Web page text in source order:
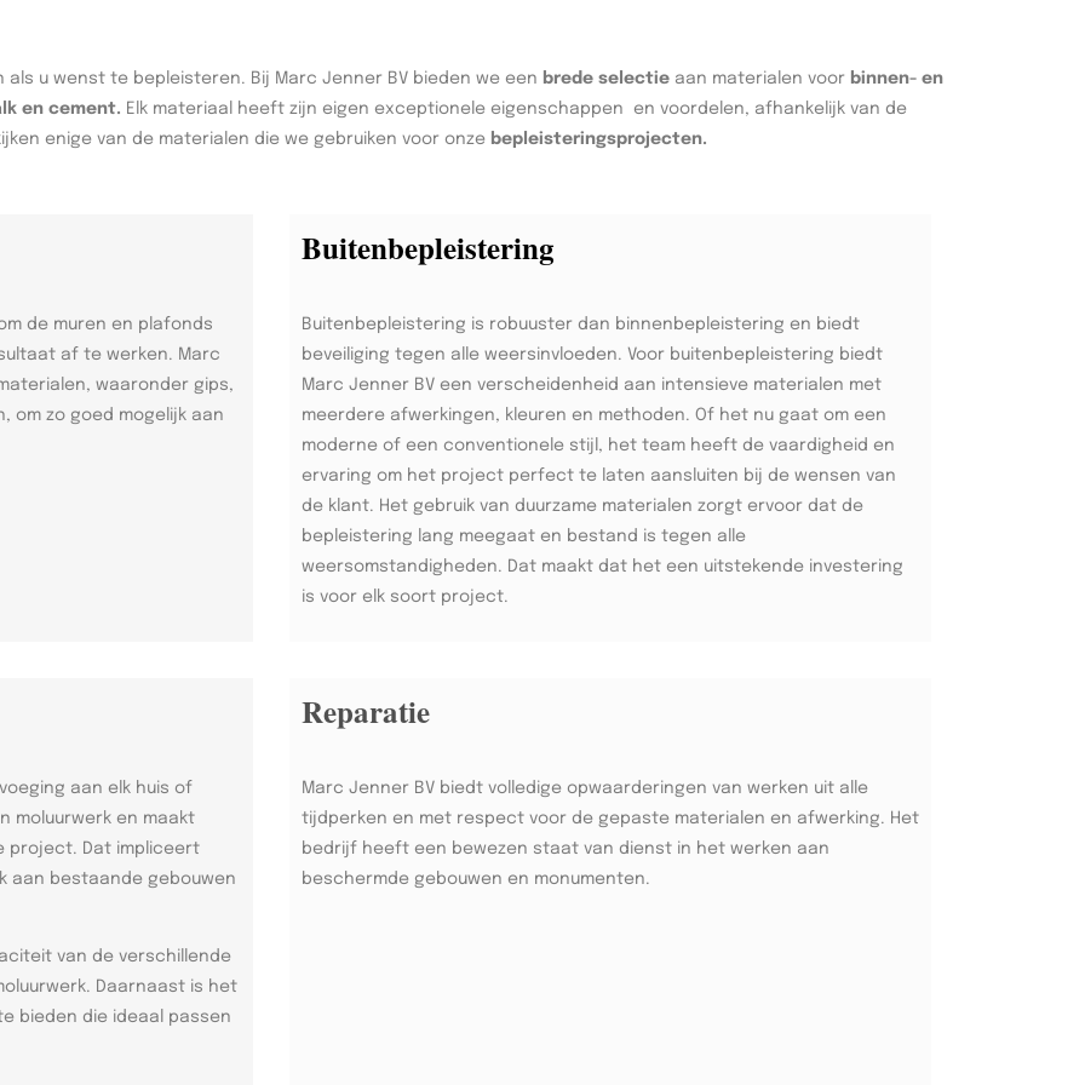
u wenst te bepleisteren. Bij Marc Jenner BV bieden we een brede selectie aan materialen voor binnen- en
en cement. Elk materiaal heeft zijn eigen exceptionele eigenschappen en voordelen, afhankelijk van de
enige van de materialen die we gebruiken voor onze bepleisteringsprojecten.
de muren en plafonds
af te werken. Marc
waaronder gips,
om zo goed mogelijk aan
Buitenbepleistering
Buitenbepleistering is robuuster dan binnenbepleistering en biedt
beveiliging tegen alle weersinvloeden. Voor buitenbepleistering biedt
Marc Jenner BV een verscheidenheid aan intensieve materialen met
meerdere afwerkingen, kleuren en methoden. Of het nu gaat om een
moderne of een conventionele stijl, het team heeft de vaardigheid en
ervaring om het project perfect te laten aansluiten bij de wensen van
de klant. Het gebruik van duurzame materialen zorgt ervoor dat de
bepleistering lang meegaat en bestand is tegen alle
weersomstandigheden. Dat maakt dat het een uitstekende investering
is voor elk soort project.
aan elk huis of
moluurwerk en maakt
project. Dat impliceert
aan bestaande gebouwen
van de verschillende
Daarnaast is het
bieden die ideaal passen
Reparatie
Marc Jenner BV biedt volledige opwaarderingen van werken uit alle
tijdperken en met respect voor de gepaste materialen en afwerking. Het
bedrijf heeft een bewezen staat van dienst in het werken aan
beschermde gebouwen en monumenten.